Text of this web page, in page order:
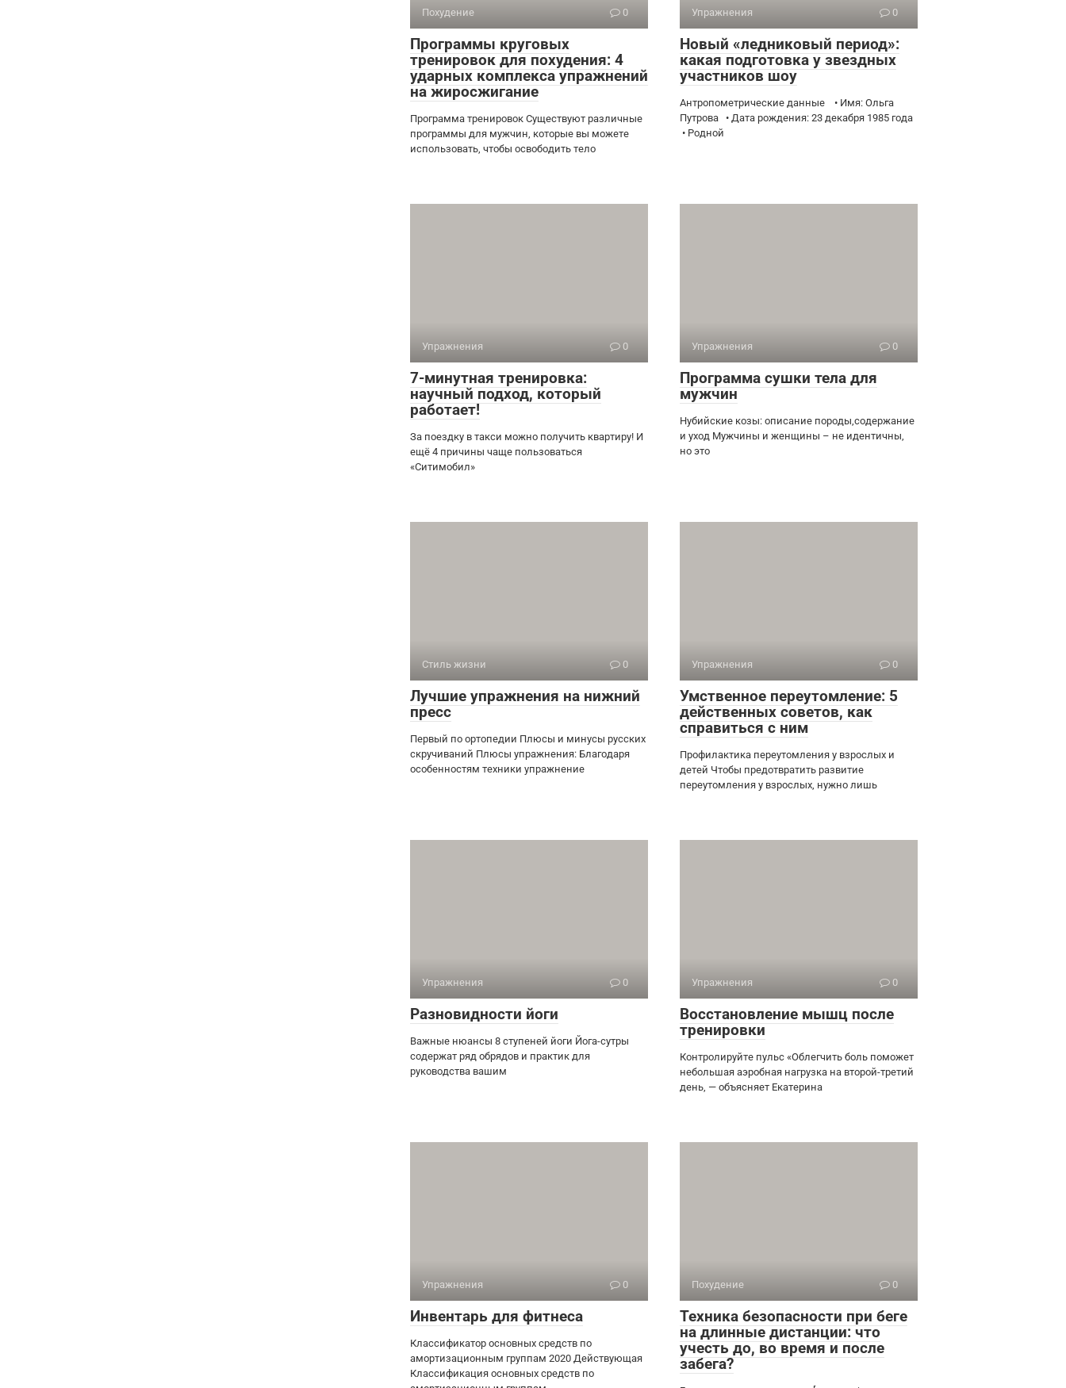
Похудение 0
Программы круговых
тренировок для похудения: 4
ударных комплекса упражнений
на жиросжигание
Программа тренировок Существуют различные
программы для мужчин, которые вы можете
использовать, чтобы освободить тело
Упражнения 0
Новый «ледниковый период»:
какая подготовка у звездных
участников шоу
Антропометрические данные • Имя: Ольга
Путрова • Дата рождения: 23 декабря 1985 года
• Родной
Упражнения 0
7-минутная тренировка:
научный подход, который
работает!
За поездку в такси можно получить квартиру! И
ещё 4 причины чаще пользоваться
«Ситимобил»
Упражнения 0
Программа сушки тела для
мужчин
Нубийские козы: описание породы,содержание
и уход Мужчины и женщины – не идентичны,
но это
Стиль жизни 0
Лучшие упражнения на нижний
пресс
Первый по ортопедии Плюсы и минусы русских
скручиваний Плюсы упражнения: Благодаря
особенностям техники упражнение
Упражнения 0
Умственное переутомление: 5
действенных советов, как
справиться с ним
Профилактика переутомления у взрослых и
детей Чтобы предотвратить развитие
переутомления у взрослых, нужно лишь
Упражнения 0
Разновидности йоги
Важные нюансы 8 ступеней йоги Йога-сутры
содержат ряд обрядов и практик для
руководства вашим
Упражнения 0
Восстановление мышц после
тренировки
Контролируйте пульс «Облегчить боль поможет
небольшая аэробная нагрузка на второй-третий
день, — объясняет Екатерина
Упражнения 0
Инвентарь для фитнеса
Классификатор основных средств по
амортизационным группам 2020 Действующая
Классификация основных средств по
Похудение 0
Техника безопасности при беге
на длинные дистанции: что
учесть до, во время и после
забега?